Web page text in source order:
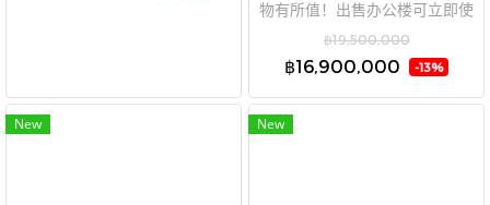
物有所值！出售办公楼可立即使
Park 项目 (Kritsada 29 Rangsit
Biz Park)，Khlong Nueng，
Future Park Rangsit！急售
฿19,500,000
฿16,900,000 -13%
New New